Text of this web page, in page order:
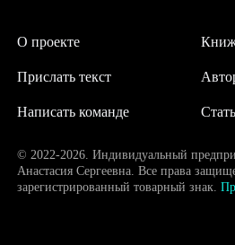
О проекте
Написать команде
Прислать текст
© 2022-2026. Индивидуальный
Анастасия Сергеевна. Все права
зарегистрированный товарный знак.